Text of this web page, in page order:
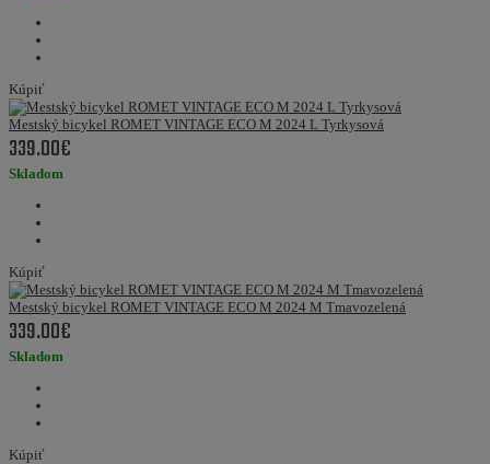
Kúpiť
Mestský bicykel ROMET VINTAGE ECO M 2024 L Tyrkysová
339.00€
Skladom
Kúpiť
Mestský bicykel ROMET VINTAGE ECO M 2024 M Tmavozelená
339.00€
Skladom
Kúpiť